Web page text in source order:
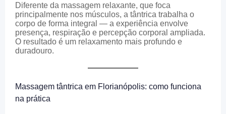
Diferente da massagem relaxante, que foca
principalmente nos músculos, a tântrica trabalha o
corpo de forma integral — a experiência envolve
presença, respiração e percepção corporal ampliada.
O resultado é um relaxamento mais profundo e
duradouro.
Massagem tântrica em Florianópolis: como funciona
na prática